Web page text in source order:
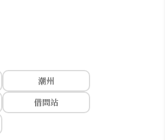
潮州
借問站